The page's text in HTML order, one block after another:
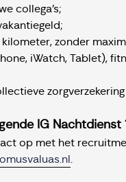
collega’s;
zonder
iWatch, Tablet),
zorgverzekering
IG Nachtdienst
op met het